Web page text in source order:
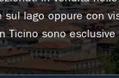
sul lago oppure con
Ticino sono